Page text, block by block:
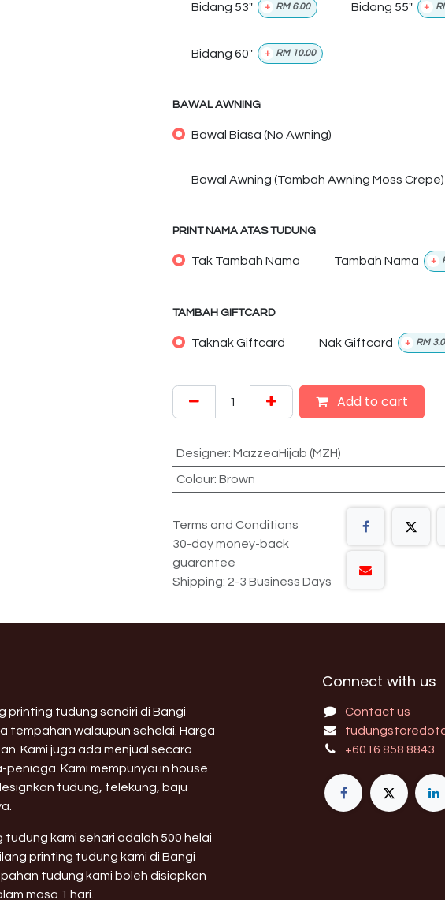
Bidang 53" + RM 6.00 Bidang 55" +
Bidang 60" + RM 10.00
BAWAL AWNING
Bawal Biasa (No Awning)
Bawal Awning (Tambah Awning Moss Crepe)
PRINT NAMA ATAS TUDUNG
Tak Tambah Nama Tambah Nama +
TAMBAH GIFTCARD
Taknak Giftcard Nak Giftcard + RM
Add to cart
Designer: MazzeaHijab (MZH)
Colour: Brown
Terms and Conditions
30-day money-back
guarantee
Shipping: 2-3 Business Days
printing tudung sendiri di Bangi
tempahan walaupun sehelai. Harga
Kami juga ada menjual secara
Kami mempunyai in house
tudung, telekung, baju
tudung kami sehari adalah 500 helai
printing tudung kami di Bangi
tudung kami boleh disiapkan
masa 1 hari.
Connect with us
Contact us
+6016 858 8843